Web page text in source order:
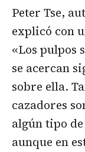
Peter Tse,
explicó con
«Los pulpos
se acercan
sobre ella.
cazadores
algún tipo
aunque en